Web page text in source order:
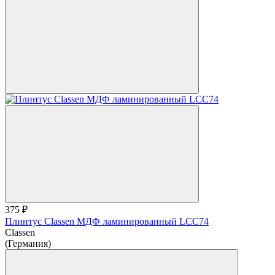
375 ₽
Плинтус Classen МДФ ламинированный LCC74
Classen
(Германия)